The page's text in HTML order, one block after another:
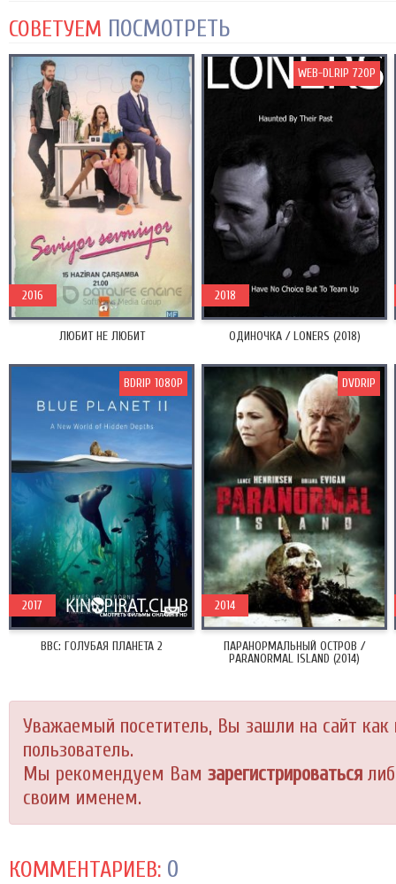
СОВЕТУЕМ ПОСМОТРЕТЬ
ЛЮБИТ НЕ ЛЮБИТ
2016
ОДИНОЧКА / LONERS (2018)
2018
WEB-DLRIP 720P
BBC: ГОЛУБАЯ ПЛАНЕТА 2
2017
BDRIP 1080P
ПАРАНОРМАЛЬНЫЙ ОСТРОВ /
PARANORMAL ISLAND (2014)
2014
DVDRIP
Уважаемый посетитель, Вы зашли на сайт как
пользователь.
Мы рекомендуем Вам зарегистрироваться
своим именем.
КОММЕНТАРИЕВ: 0